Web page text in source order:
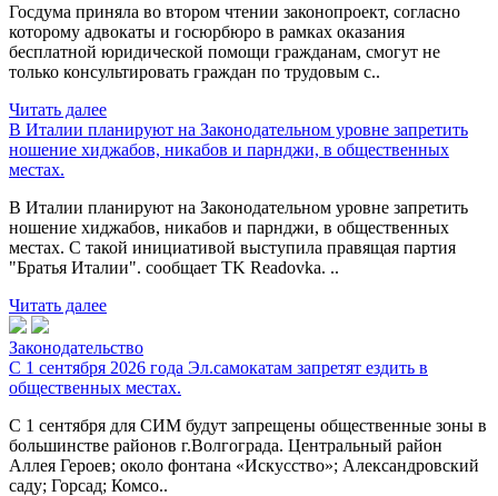
Госдума приняла во втором чтении законопроект, согласно
которому адвокаты и госюрбюро в рамках оказания
бесплатной юридической помощи гражданам, смогут не
только консультировать граждан по трудовым с..
Читать далее
В Италии планируют на Законодательном уровне запретить
ношение хиджабов, никабов и парнджи, в общественных
местах.
В Италии планируют на Законодательном уровне запретить
ношение хиджабов, никабов и парнджи, в общественных
местах. С такой инициативой выступила правящая партия
"Братья Италии". сообщает TK Readovka. ..
Читать далее
Законодательство
С 1 сентября 2026 года Эл.самокатам запретят ездить в
общественных местах.
С 1 сентября для СИМ будут запрещены общественные зоны в
большинстве районов г.Волгограда. Центральный район
Аллея Героев; около фонтана «Искусство»; Александровский
саду; Горсад; Комсо..